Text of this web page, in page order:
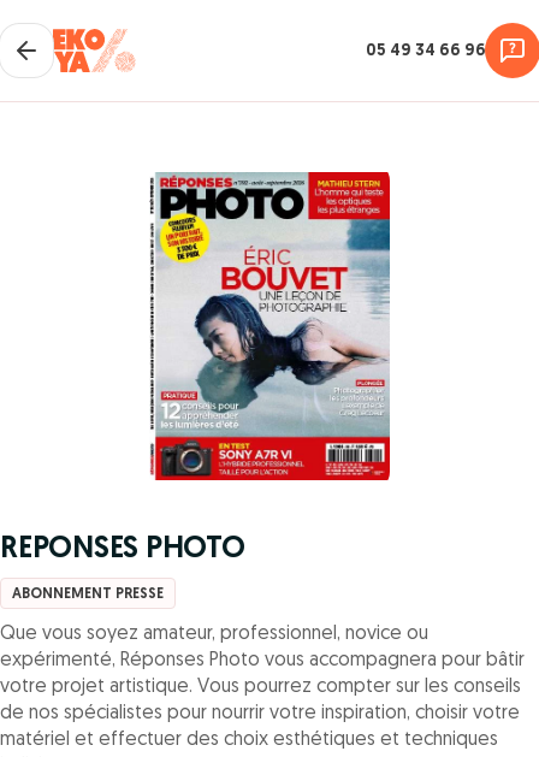
05 49 34 66 96
REPONSES PHOTO
ABONNEMENT PRESSE
Que vous soyez amateur, professionnel, novice ou
expérimenté, Réponses Photo vous accompagnera pour bâtir
votre projet artistique. Vous pourrez compter sur les conseils
de nos spécialistes pour nourrir votre inspiration, choisir votre
matériel et effectuer des choix esthétiques et techniques